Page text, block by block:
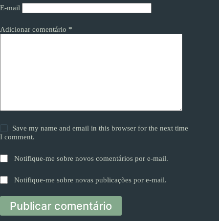
E-mail
Adicionar comentário *
Save my name and email in this browser for the next time
I comment.
Notifique-me sobre novos comentários por e-mail.
Notifique-me sobre novas publicações por e-mail.
Publicar comentário